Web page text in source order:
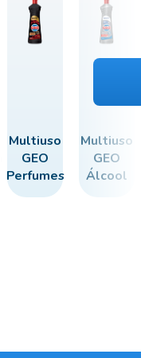
Multiuso
GEO
Perfumes
Multiuso
GEO
Álcool